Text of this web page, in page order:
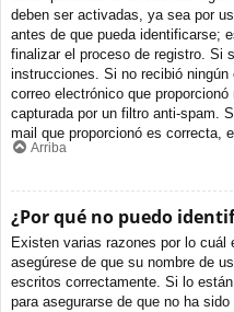
deben ser activadas, ya sea por
antes de que pueda identificarse;
finalizar el proceso de registro. Si
instrucciones. Si no recibió
correo electrónico que
capturada por un filtro anti-spam.
mail que proporcionó es correcta,
Arriba
¿Por qué no puedo
Existen varias razones por lo cuál
asegúrese de que su nombre de
escritos correctamente. Si lo
para asegurarse de que no ha